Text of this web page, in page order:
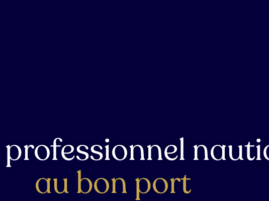
au bon port